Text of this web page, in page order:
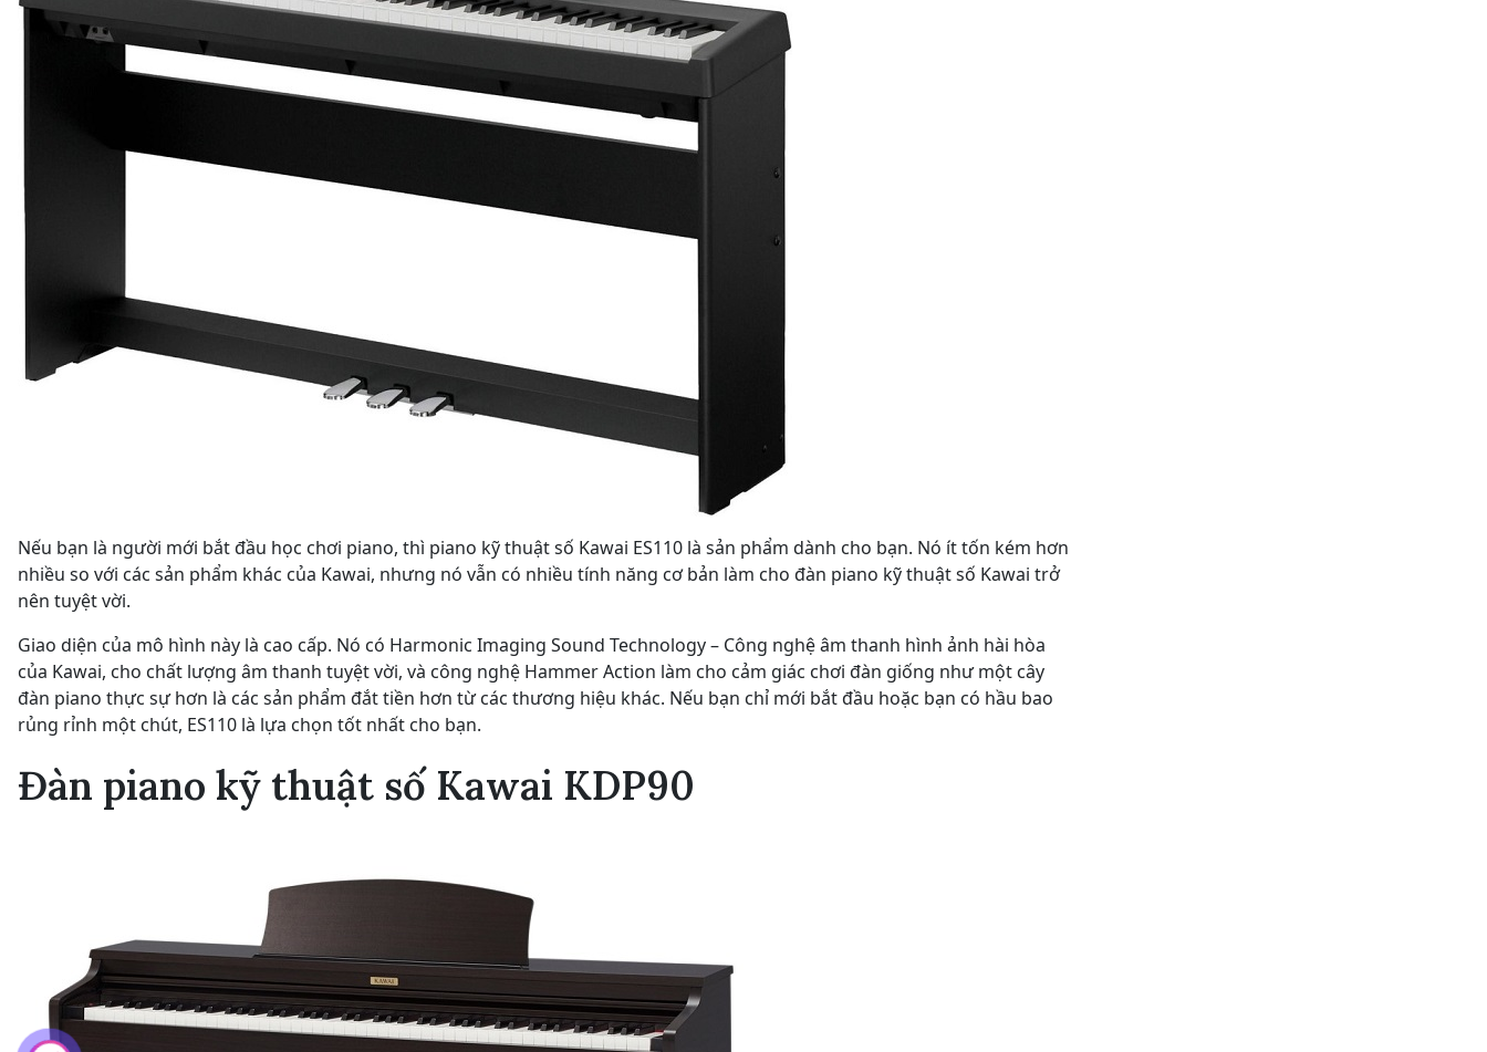
Nếu bạn là người mới bắt đầu học chơi piano, thì piano kỹ thuật số Kawai ES110 là sản phẩm dành cho bạn. Nó ít tốn kém hơn
nhiều so với các sản phẩm khác của Kawai, nhưng nó vẫn có nhiều tính năng cơ bản làm cho đàn piano kỹ thuật số Kawai trở
nên tuyệt vời.
Giao diện của mô hình này là cao cấp. Nó có Harmonic Imaging Sound Technology – Công nghệ âm thanh hình ảnh hài hòa
của Kawai, cho chất lượng âm thanh tuyệt vời, và công nghệ Hammer Action làm cho cảm giác chơi đàn giống như một cây
đàn piano thực sự hơn là các sản phẩm đắt tiền hơn từ các thương hiệu khác. Nếu bạn chỉ mới bắt đầu hoặc bạn có hầu bao
rủng rỉnh một chút, ES110 là lựa chọn tốt nhất cho bạn.
Đàn piano kỹ thuật số Kawai KDP90